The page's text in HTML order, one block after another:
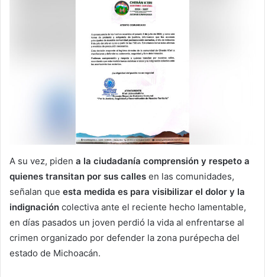
A su vez, piden a la ciudadanía comprensión y respeto a
quienes transitan por sus calles en las comunidades,
señalan que esta medida es para visibilizar el dolor y la
indignación colectiva ante el reciente hecho lamentable,
en días pasados un joven perdió la vida al enfrentarse al
crimen organizado por defender la zona purépecha del
estado de Michoacán.